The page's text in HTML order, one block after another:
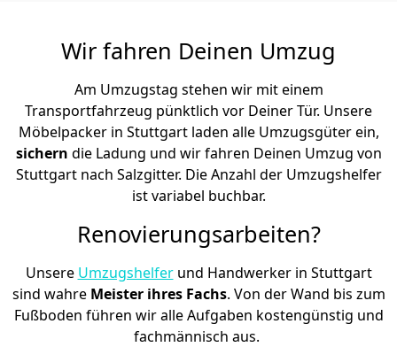
Wir fahren Deinen Umzug
Am Umzugstag stehen wir mit einem
Transportfahrzeug pünktlich vor Deiner Tür. Unsere
Möbelpacker in Stuttgart laden alle Umzugsgüter ein,
sichern die Ladung und wir fahren Deinen Umzug von
Stuttgart nach Salzgitter. Die Anzahl der Umzugshelfer
ist variabel buchbar.
Renovierungsarbeiten?
Unsere Umzugshelferund Handwerker in Stuttgart
sind wahre Meister ihres Fachs. Von der Wand bis zum
Fußboden führen wir alle Aufgaben kostengünstig und
fachmännisch aus.